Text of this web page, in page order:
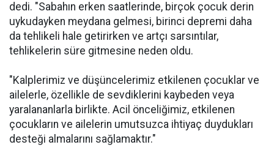
dedi. "Sabahın erken saatlerinde, birçok çocuk derin
uykudayken meydana gelmesi, birinci depremi daha
da tehlikeli hale getirirken ve artçı sarsıntılar,
tehlikelerin süre gitmesine neden oldu.
"Kalplerimiz ve düşüncelerimiz etkilenen çocuklar ve
ailelerle, özellikle de sevdiklerini kaybeden veya
yaralananlarla birlikte. Acil önceliğimiz, etkilenen
çocukların ve ailelerin umutsuzca ihtiyaç duydukları
desteği almalarını sağlamaktır."